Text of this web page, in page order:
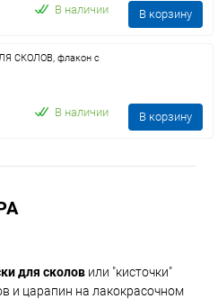
В наличии В корзину
СКОЛОВ, флакон с
В наличии В корзину
для сколов или "кисточки"
и царапин на лакокрасочном